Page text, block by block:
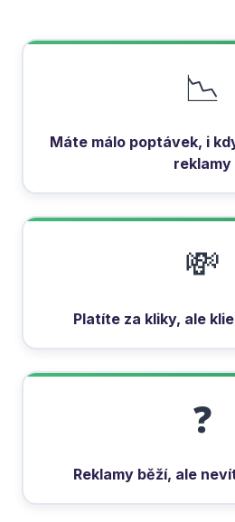
📉
Máte málo poptávek, i
reklamy
💸
Platíte za kliky, ale
❓
Reklamy běží, ale